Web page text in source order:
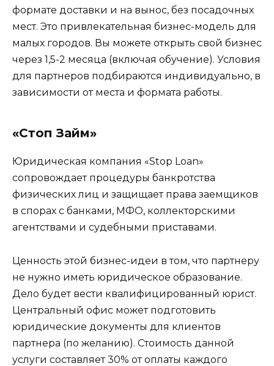
формате доставки и на вынос, без посадочных
мест. Это привлекательная бизнес-модель для
малых городов. Вы можете открыть свой бизнес
через 1,5-2 месяца (включая обучение). Условия
для партнеров подбираются индивидуально, в
зависимости от места и формата работы.
«Стоп Займ»
Юридическая компания «Stop Loan»
сопровождает процедуры банкротства
физических лиц и защищает права заемщиков
в спорах с банками, МФО, коллекторскими
агентствами и судебными приставами.
Ценность этой бизнес-идеи в том, что партнеру
не нужно иметь юридическое образование.
Дело будет вести квалифицированный юрист.
Центральный офис может подготовить
юридические документы для клиентов
партнера (по желанию). Стоимость данной
услуги составляет 30% от оплаты каждого